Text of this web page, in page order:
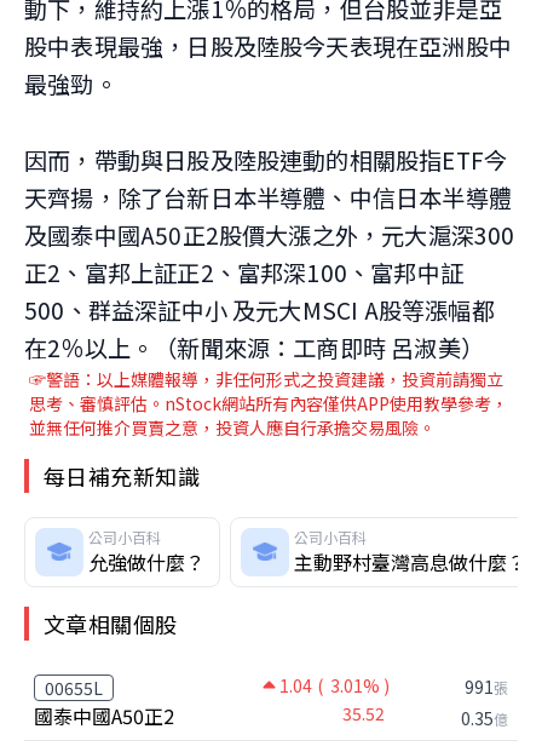
動下，維持約上漲1％的格局，但台股並非是亞
股中表現最強，日股及陸股今天表現在亞洲股中
最強勁。
因而，帶動與日股及陸股連動的相關股指ETF今
天齊揚，除了台新日本半導體、中信日本半導體
及國泰中國A50正2股價大漲之外，元大滬深300
正2、富邦上証正2、富邦深100、富邦中証
500、群益深証中小 及元大MSCI A股等漲幅都
在2％以上。（新聞來源：工商即時 呂淑美）
☞警語：以上媒體報導，非任何形式之投資建議，投資前請獨立
思考、審慎評估。nStock網站所有內容僅供APP使用教學參考，
並無任何推介買賣之意，投資人應自行承擔交易風險。
每日補充新知識
公司小百科
允強做什麼？
公司小百科
主動野村臺灣高息做什麼？
文章相關個股
00655L 1.04 ( 3.01% )
國泰中國A50正2 35.52
991張
0.35億